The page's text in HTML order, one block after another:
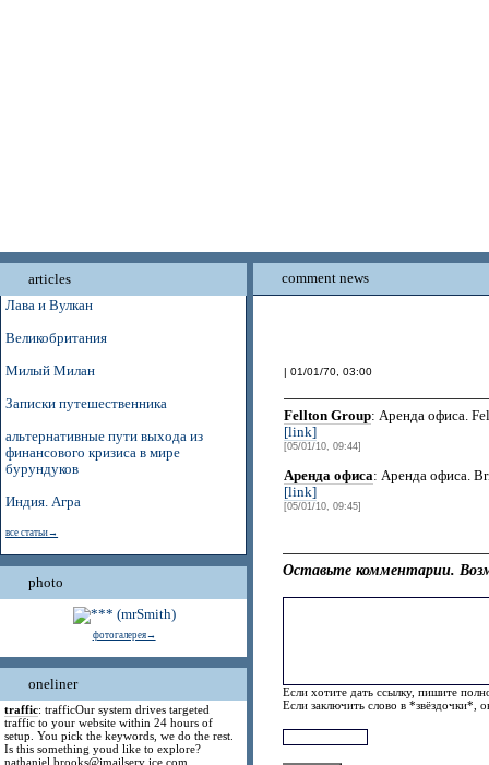
articles
Лава и Вулкан
Великобритания
Милый Милан
Записки путешественника
альтернативные пути выхода из
финансового кризиса в мире
бурундуков
Индия. Агра
все статьи→
photo
фотогалерея→
oneliner
traffic: trafficOur system drives targeted
traffic to your website within 24 hours of
setup. You pick the keywords, we do the rest.
Is this something youd like to explore?
nathaniel.brooks@jmailserv ice.com
comment news
| 01/01/70, 03:00
Fellton Group: Аренда офиса.
[link]
[05/01/10, 09:44]
Аренда офиса: Аренда офиса.
[link]
[05/01/10, 09:45]
Оставьте комментарии.
Если хотите дать ссылку, пишите
Если заключить слово в *звёздочки*,